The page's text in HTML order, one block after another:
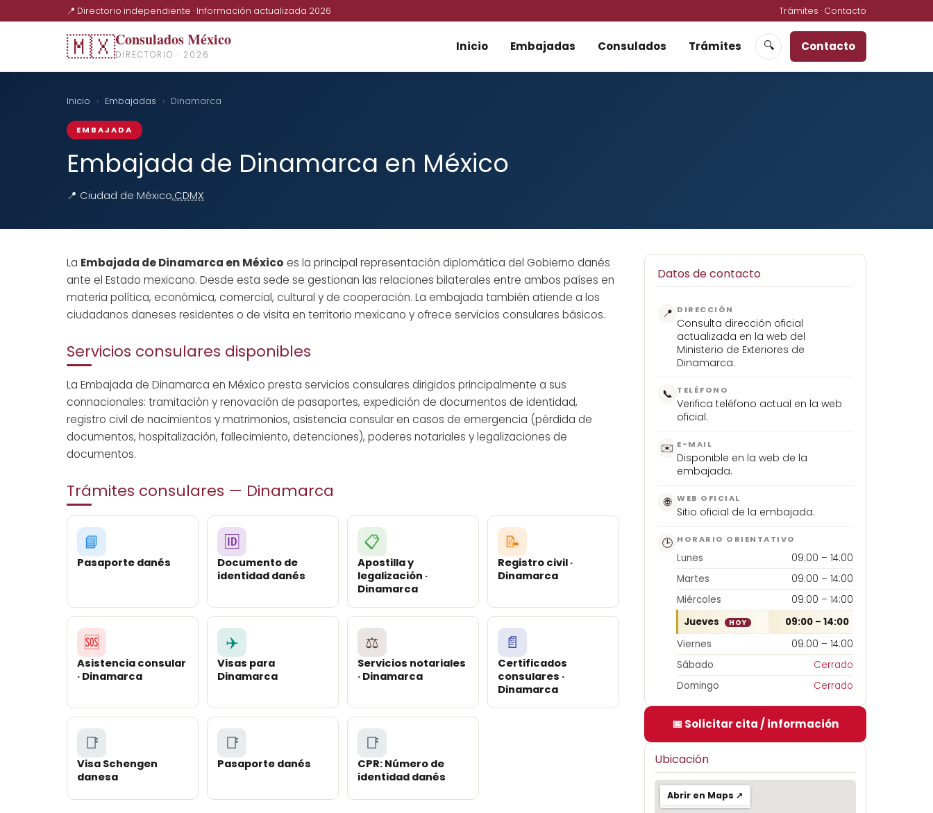
📍 Directorio independiente · Información actualizada 2026 Trámites · Contacto
🇲🇽Consulados México
DIRECTORIO · 2026
Inicio Embajadas Consulados Trámites 🔍 Contacto
Inicio › Embajadas › Dinamarca
EMBAJADA
Embajada de Dinamarca en México
📍 Ciudad de México,CDMX
La Embajada de Dinamarca en México es la principal representación diplomática del Gobierno danés
ante el Estado mexicano. Desde esta sede se gestionan las relaciones bilaterales entre ambos países en
materia política, económica, comercial, cultural y de cooperación. La embajada también atiende a los
ciudadanos daneses residentes o de visita en territorio mexicano y ofrece servicios consulares básicos.
Servicios consulares disponibles
La Embajada de Dinamarca en México presta servicios consulares dirigidos principalmente a sus
connacionales: tramitación y renovación de pasaportes, expedición de documentos de identidad,
registro civil de nacimientos y matrimonios, asistencia consular en casos de emergencia (pérdida de
documentos, hospitalización, fallecimiento, detenciones), poderes notariales y legalizaciones de
documentos.
Trámites consulares — Dinamarca
📘
Pasaporte danés
🆔
Documento de
identidad danés
📋
Apostilla y
legalización ·
Dinamarca
📝
Registro civil ·
Dinamarca
🆘
Asistencia consular
· Dinamarca
✈️
Visas para
Dinamarca
⚖️
Servicios notariales
· Dinamarca
📄
Certificados
consulares ·
Dinamarca
📑
Visa Schengen
danesa
📑
Pasaporte danés
📑
CPR: Número de
identidad danés
Datos de contacto
📍 DIRECCIÓN
Consulta dirección oficial
actualizada en la web del
Ministerio de Exteriores de
Dinamarca.
📞 TELÉFONO
Verifica teléfono actual en la web
oficial.
✉️ E-MAIL
Disponible en la web de la
embajada.
🌐 WEB OFICIAL
Sitio oficial de la embajada.
🕒 HORARIO ORIENTATIVO
Lunes
09:00 – 14:00
Martes
09:00 – 14:00
Miércoles
09:00 – 14:00
Jueves
HOY
09:00 – 14:00
Viernes
09:00 – 14:00
Sábado
Cerrado
Domingo
Cerrado
📅 Solicitar cita / información
Ubicación
Abrir en Maps ↗